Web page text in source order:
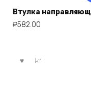
Втулка
₽582.00